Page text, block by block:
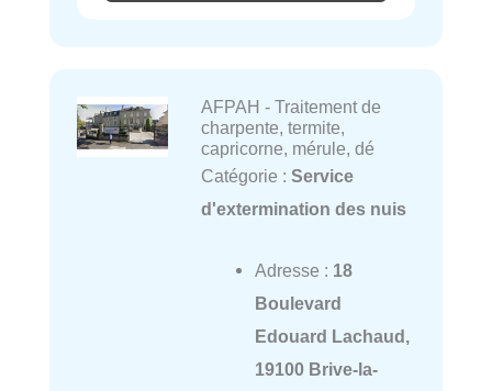
AFPAH - Traitement de
charpente, termite,
capricorne, mérule, dé
Catégorie : Service
d'extermination des nuis
Adresse : 18
Boulevard
Edouard Lachaud,
19100 Brive-la-